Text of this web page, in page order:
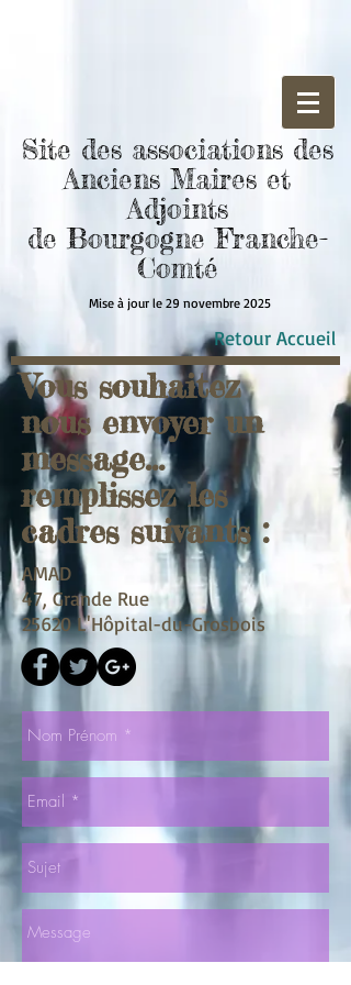
Mise à jour le 29 novembre 2025
​Site des associations des
Anciens Maires et
Adjoints
deBourgogneFranche-
Comté
Retour Accueil
Vous souhaitez
nous envoyer un
message...
remplissez les
cadres suivants :
AMAD
47, Grande Rue
25620 L'Hôpital-du-Grosbois